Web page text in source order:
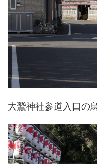
大鷲神社参道入口の